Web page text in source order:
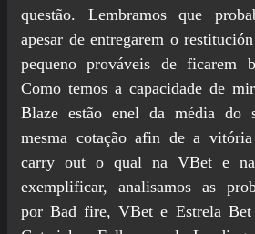
questão. Lembramos que
apesar de entregarem o
pequeno prováveis de ficarem
Como temos a capacidade de
Blaze estão enel da média do
mesma cotação afin de a
carry out o qual na VBet e na
exemplificar, analisamos as
por Bad fire, VBet e Estrela